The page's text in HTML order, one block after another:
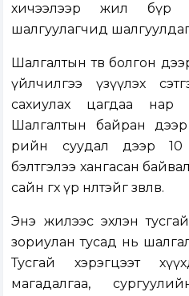
хичээлээр жил бүр
шалгуулагчид
Шалгалтын төв болгон
үйлчилгээ үзүүлэх
сахиулах цагдаа
Шалгалтын байран
өөрийн суудал дээр
бэлтгэлээ хангасан
сайн өгөх үр нөлөөтэйг зөвлөв.
Энэ жилээс эхлэн
зориулан тусад нь
Тусгай хэрэгцээт
магадалгаа,